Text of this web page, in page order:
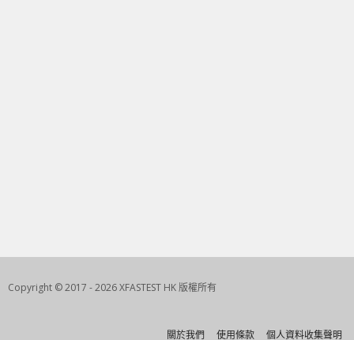
Copyright © 2017 - 2026 XFASTEST HK 版權所有
關於我們 使用條款 個人資料收集聲明